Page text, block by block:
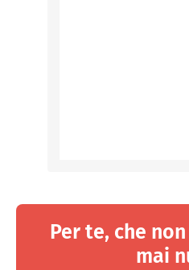
Per te, che
mai